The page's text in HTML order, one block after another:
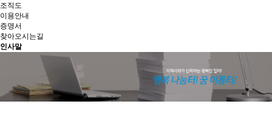
조직도
이용안내
증명서
찾아오시는길
인사말